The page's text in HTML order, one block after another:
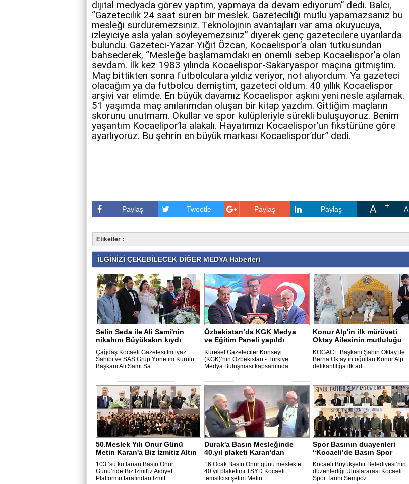
dijital medyada görev yaptım, yapmaya da devam ediyorum” dedi. Balcı,
“Gazetecilik 24 saat süren bir meslek. Gazeteciliği mutlu yapamazsanız bu
mesleği sürdüremezsiniz. Teknolojinin avantajları var ama okuyucuya,
izleyiciye asla yalan söyleyemezsiniz” diyerek genç gazetecilere uyarılarda
bulundu. Gazeteci-Yazar Yiğit Özcan, Kocaelispor’a olan tutkusundan
bahsederek, “Mesleğe başlamamdaki en önemli sebep Kocaelispor’a olan
sevdam. İlk kez 1983 yılında Kocaelispor-Sakaryaspor maçına gitmiştim.
Maç bittikten sonra futbolculara yıldız veriyor, not alıyordum. Ya gazeteci
olacağım ya da futbolcu demiştim, gazeteci oldum. 40 yıllık Kocaelispor
arşivi var elimde. En büyük davamız Kocaelispor aşkını yeni nesle aşılamak.
51 yaşımda maç anılarımdan oluşan bir kitap yazdım. Gittiğim maçların
skorunu unutmam. Okullar ve spor kulüpleriyle sürekli buluşuyoruz. Benim
yaşantım Kocaelipor’la alakalı. Hayatımızı Kocaelispor’un fikstürüne göre
ayarlıyoruz. Bu şehrin en büyük markası Kocaelispor’dur” dedi.
Paylaş Tweetle Paylaş Paylaş A A
Etiketler :
İLGİNİZİ ÇEKEBİLECEK DİĞER MEDYA Haberleri
Selin Seda ile Ali Sami'nin
nikahını Büyükakın kıydı
Çağdaş Kocaeli Gazetesi İmtiyaz
Sahibi ve SAS Grup Yönetim Kurulu
Başkanı Ali Sami Sa..
Özbekistan’da KGK Medya
ve Eğitim Paneli yapıldı
Küresel Gazeteciler Konseyi
(KGK)’nin Özbekistan - Türkiye
Medya Buluşması kapsamında..
Konur Alp'in ilk mürüveti
Oktay Ailesinin mutluluğu
KOGACE Başkanı Şahin Oktay ile
Berna Oktay’ın oğulları Konur Alp
delikanlılığa ilk ad..
50.Meslek Yılı Onur Günü
Metin Karan'a Biz İzmitiz Altın
Hem..
103.’sü kutlanan Basın Onur
Günü’nde Biz İzmit'iz Aidiyet
Platformu tarafından İzmit ..
Durak'a Basın Mesleğinde
40.yıl plaketi Karan'dan
16 Ocak Basın Onur günü meslekte
40 yıl plaketimi TSYD Kocaeli
temsilcisi şefim Metin..
Spor Basının duayenleri
“Kocaeli’de Basın Spor
Tarihi” semp..
Kocaeli Büyükşehir Belediyesi’nin
düzenlediği Uluslararası Kocaeli
Spor Tarihi Sempoz..